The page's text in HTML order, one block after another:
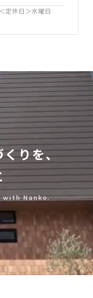
定休日＞水曜日
くりを、
Nanko.